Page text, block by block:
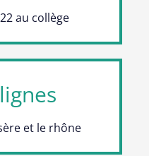
au collège
lignes
et le rhône